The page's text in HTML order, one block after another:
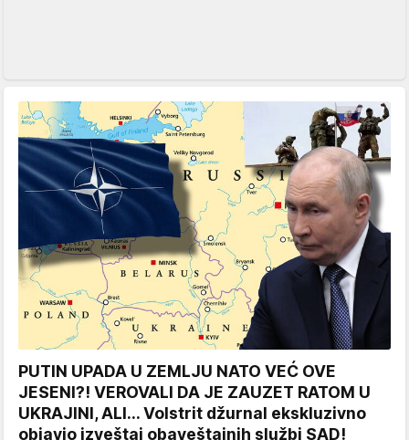
PUTIN UPADA U ZEMLJU NATO VEĆ OVE
JESENI?! VEROVALI DA JE ZAUZET RATOM U
UKRAJINI, ALI... Volstrit džurnal ekskluzivno
objavio izveštaj obaveštajnih službi SAD!